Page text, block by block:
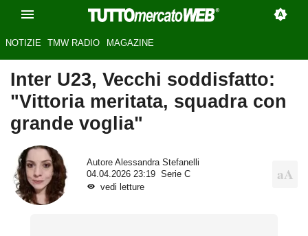
NOTIZIE TMW RADIO MAGAZINE
Inter U23, Vecchi soddisfatto:
"Vittoria meritata, squadra con
grande voglia"
Autore Alessandra Stefanelli
04.04.2026 23:19
Serie C
vedi letture